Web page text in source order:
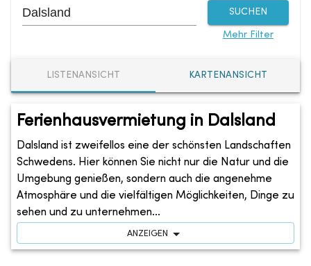
SUCHEN
Mehr Filter
LISTENANSICHT KARTENANSICHT
Ferienhausvermietung in Dalsland
Dalsland ist zweifellos eine der schönsten Landschaften
Schwedens. Hier können Sie nicht nur die Natur und die
Umgebung genießen, sondern auch die angenehme
Atmosphäre und die vielfältigen Möglichkeiten, Dinge zu
sehen und zu unternehmen...
ANZEIGEN